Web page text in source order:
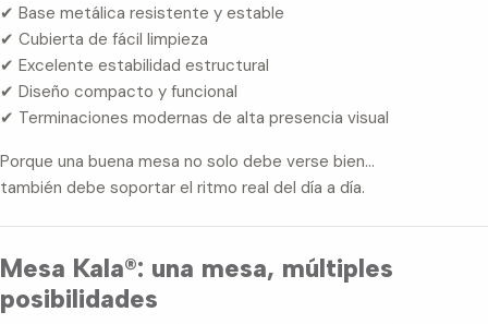
✔ Base metálica resistente y estable
✔ Cubierta de fácil limpieza
✔ Excelente estabilidad estructural
✔ Diseño compacto y funcional
✔ Terminaciones modernas de alta presencia visual
Porque una buena mesa no solo debe verse bien…
también debe soportar el ritmo real del día a día.
Mesa Kala®: una mesa, múltiples
posibilidades